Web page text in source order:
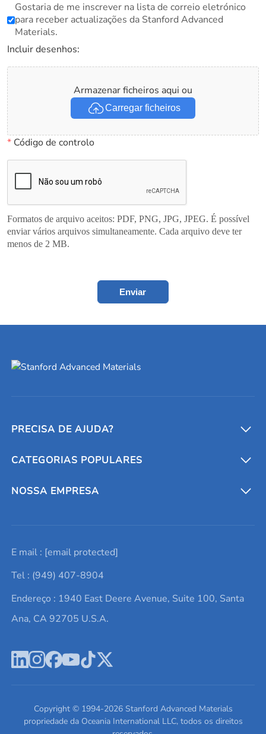
Gostaria de me inscrever na lista de correio eletrónico
para receber actualizações da Stanford Advanced
Materials.
Incluir desenhos:
Armazenar ficheiros aqui ou
Carregar ficheiros
*Código de controlo
Formatos de arquivo aceitos: PDF, PNG, JPG, JPEG. É possível
enviar vários arquivos simultaneamente. Cada arquivo deve ter
menos de 2 MB.
Enviar
PRECISA DE AJUDA?
Conversores e calculadoras
Entre em contato conosco
Lista de consultas
Termos e Condições
Política de Privacidade
CATEGORIAS POPULARES
Metais refratários
Elementos de terras raras
Alvos de pulverização catódica
Ácido hialurônico
NOSSA EMPRESA
Promoções atuais
Notícias e blogs
Estudos de caso
Escreva para nós
E mail : [email protected]
Tel : (949) 407-8904
Endereço : 1940 East Deere Avenue, Suite 100, Santa
Ana, CA 92705 U.S.A.
Copyright © 1994-2026Stanford Advanced Materials
propriedade da Oceania International LLC, todos os direitos